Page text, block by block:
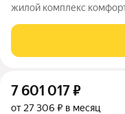
жилой комплекс
благоустроенные
комплексы, спортивные
7 601 017₽
от 27 306 ₽ в месяц